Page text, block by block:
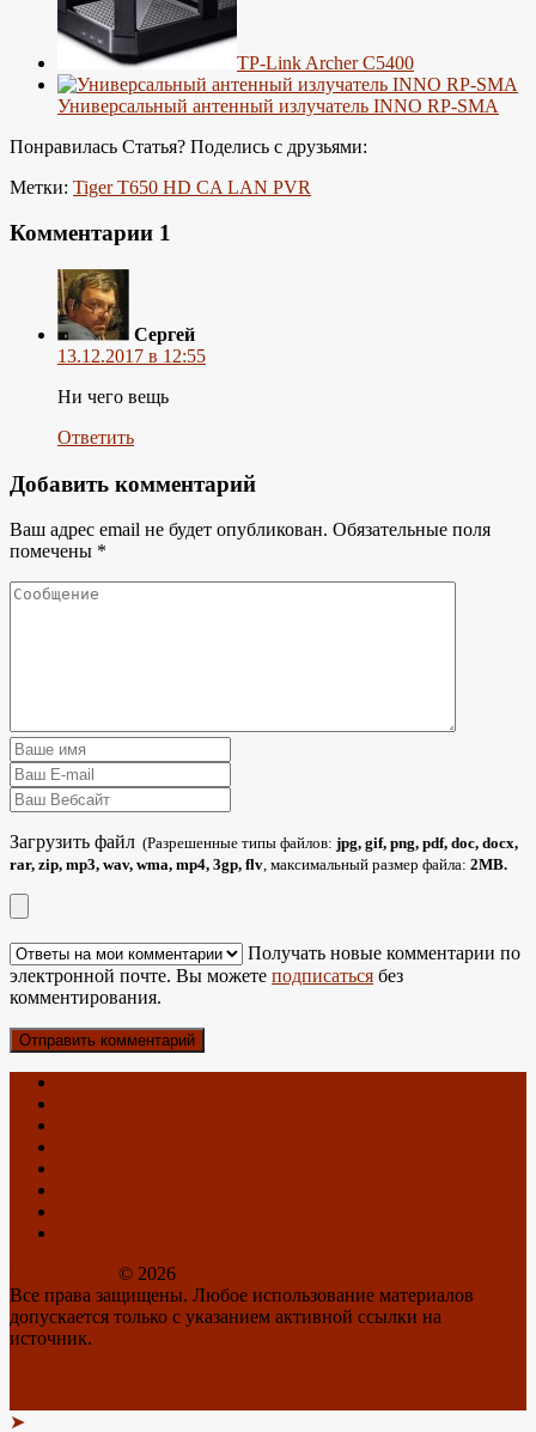
TP-Link Archer C5400
Универсальный антенный излучатель INNO RP-SMA
Понравилась Статья? Поделись с друзьями:
Метки: Tiger T650 HD CA LAN PVR
Комментарии 1
Сергей
13.12.2017 в 12:55
Ни чего вещь
Ответить
Добавить комментарий
Ваш адрес email не будет опубликован. Обязательные поля
помечены *
Загрузить файл (Разрешенные типы файлов: jpg, gif, png, pdf, doc, docx,
rar, zip, mp3, wav, wma, mp4, 3gp, flv, максимальный размер файла: 2MB.
Получать новые комментарии по
электронной почте. Вы можете подписаться без
комментирования.
© 2026
Все права защищены. Любое использование материалов
допускается только с указанием активной ссылки на
источник.
➤